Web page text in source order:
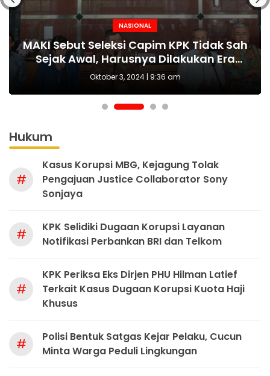
NASIONAL
HUT Polwan ke-76 Jadi Momentum
yang Tepat Wujudkan Perlindungan
Perempuan dan Anak
NASIONAL
MAKI Sebut Seleksi Capim KPK Tidak Sah
Sejak Awal, Harusnya Dilakukan Era
Prabowo
Oktober 3, 2024 | 9:36 am
NASIONAL
Polda Metro Jaya Kembali Tangkap 1
Tersangka Kasus Pembubaran Paksa
Diskusi di Kemang
BERITA
Kejari tetapkan Kades Sejahtera Sigi
tersangka korupsi ADD
Hukum
#
Kasus Korupsi MBG, Kejagung Tolak
Pengajuan Justice Collaborator Sony
Sonjaya
#
KPK Selidiki Dugaan Korupsi Layanan
Notifikasi Perbankan BRI dan Telkom
#
KPK Periksa Eks Dirjen PHU Hilman Latief
Terkait Kasus Dugaan Korupsi Kuota Haji
Khusus
#
Polisi Bentuk Satgas Kejar Pelaku, Cucun
Minta Warga Peduli Lingkungan